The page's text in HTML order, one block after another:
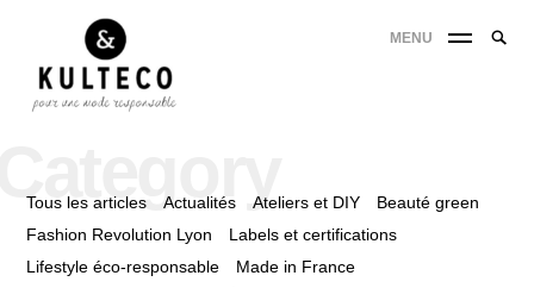
MENU
Tous les articles Actualités Ateliers et DIY
Beauté green
Fashion Revolution Lyon
Labels et certifications
Lifestyle éco-responsable
Made in France